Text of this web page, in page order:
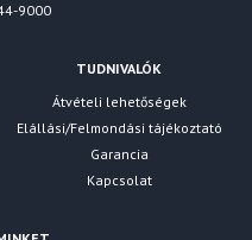
9000
TUDNIVALÓK
Átvételi lehetőségek
Elállási/Felmondási tájékoztató
Garancia
Kapcsolat